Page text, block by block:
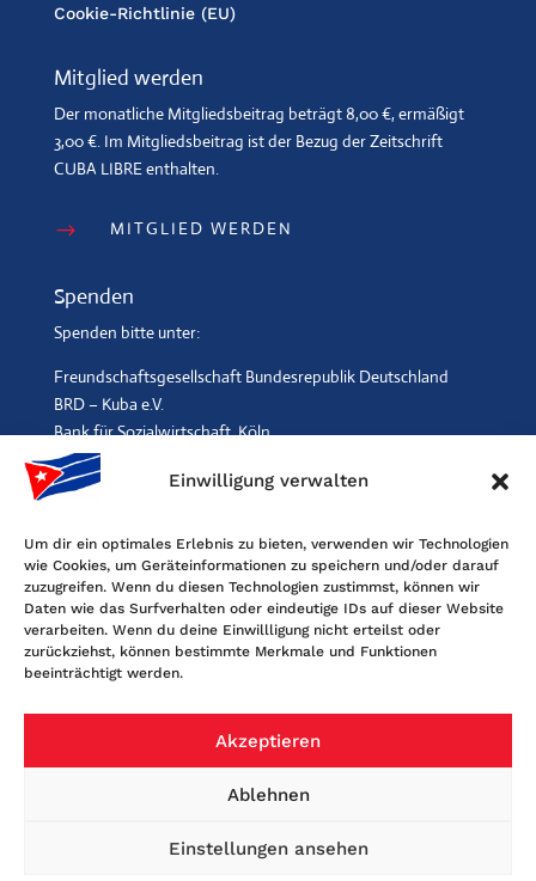
Einwilligung verwalten
Um dir ein optimales Erlebnis zu bieten, verwenden wir Technologien
wie Cookies, um Geräteinformationen zu speichern und/oder darauf
zuzugreifen. Wenn du diesen Technologien zustimmst, können wir
Daten wie das Surfverhalten oder eindeutige IDs auf dieser Website
verarbeiten. Wenn du deine Einwillligung nicht erteilst oder
zurückziehst, können bestimmte Merkmale und Funktionen
beeinträchtigt werden.
Akzeptieren
Ablehnen
Einstellungen ansehen
Cookie-Richtlinie (EU)
Mitglied werden
Der monatliche Mitgliedsbeitrag beträgt 8,00 €, ermäßigt
3,00 €. Im Mitgliedsbeitrag ist der Bezug der Zeitschrift
CUBA LIBRE enthalten.
$ MITGLIED WERDEN
Spenden
Spenden bitte unter:
Freundschaftsgesellschaft Bundesrepublik Deutschland
BRD – Kuba e.V.
Bank für Sozialwirtschaft, Köln
IBAN: DE96 3702 0500 0001 2369 00, BIC: BFSWDE33XXX
Kontakt
Freundschaftsgesellschaft BRD-Kuba
Maybachstr. 159, 50670 Köln
E-Mail: info@fgbrdkuba.de